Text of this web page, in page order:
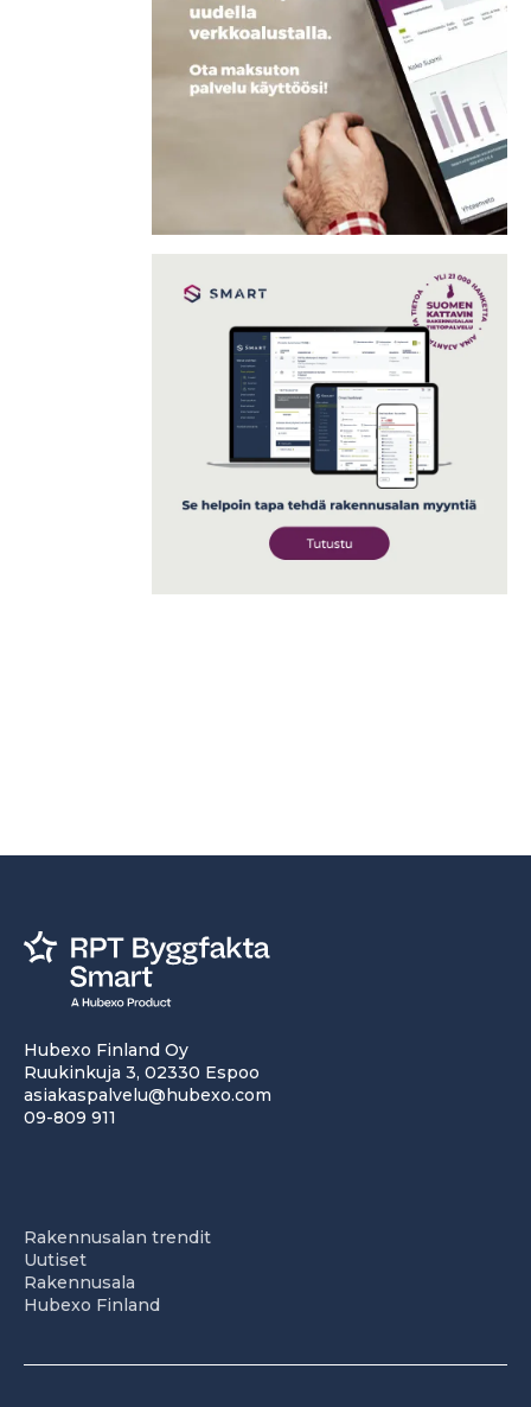
Hubexo Finland Oy
Ruukinkuja 3, 02330 Espoo
asiakaspalvelu@hubexo.com
09-809 911
Rakennusalan trendit
Uutiset
Rakennusala
Hubexo Finland